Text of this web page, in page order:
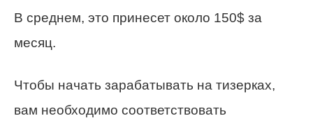
В среднем, это принесет около 150$ за
месяц.
Чтобы начать зарабатывать на тизерках,
вам необходимо соответствовать